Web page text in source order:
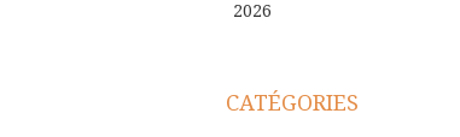
2026
CATÉGORIES